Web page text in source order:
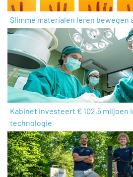
Slimme materialen leren bewegen
Kabinet investeert € 102,5 miljoen
technologie